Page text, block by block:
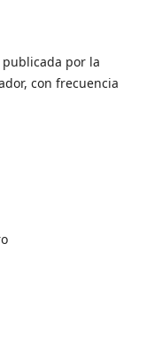
por la
con frecuencia